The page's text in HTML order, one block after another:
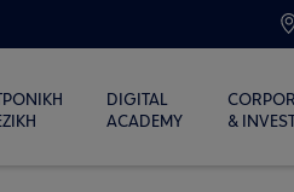
DIGITAL
ACADEMY
&